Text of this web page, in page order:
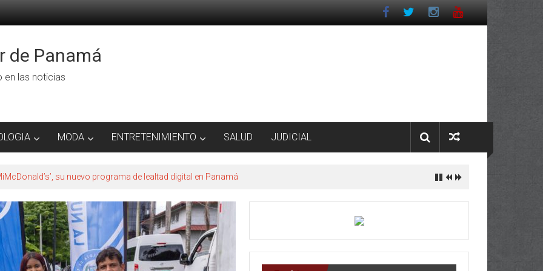
de Panamá
en las noticias
MODA ENTRETENIMIENTO SALUD JUDICIAL
TRANSFORMAN LA FORMA DE VIVIR EL CINE